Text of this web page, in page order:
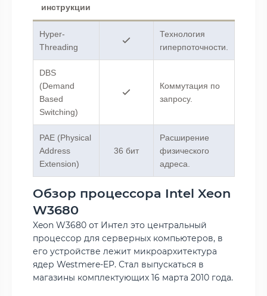
инструкции
Hyper-
Threading
Технология
гиперпоточности.
DBS
(Demand
Based
Switching)
Коммутация по
запросу.
PAE (Physical
Address
Extension)
36 бит
Расширение
физического
адреса.
Обзор процессора Intel Xeon
W3680
Xeon W3680 от Интел это центральный
процессор для серверных компьютеров, в
его устройстве лежит микроархитектура
ядер Westmere-EP. Стал выпускаться в
магазины комплектующих 16 марта 2010 года.